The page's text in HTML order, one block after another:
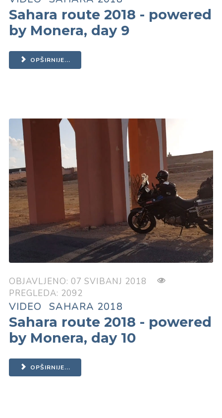
Sahara route 2018 - powered
by Monera, day 9
OPŠIRNIJE...
OBJAVLJENO: 07 SVIBANJ 2018
PREGLEDA: 2092
VIDEO SAHARA 2018
Sahara route 2018 - powered
by Monera, day 10
OPŠIRNIJE...